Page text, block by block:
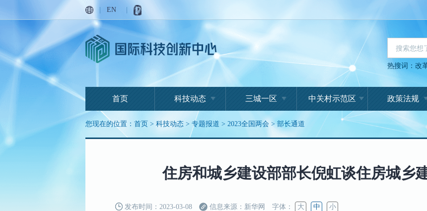
EN
热搜词：改
首页 科技动态 三城一区 中关村示范区 政策法规
您现在的位置： 首页 > 科技动态 > 专题报道 > 2023全国两会 >部长通道
住房和城乡建设部部长倪虹谈住房城乡
发布时间：2023-03-08 信息来源：新华网 字体： 大 中 小